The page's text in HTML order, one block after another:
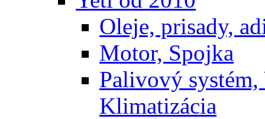
Oleje, prisady,
Motor, Spojka
Palivový
Klimatizácia